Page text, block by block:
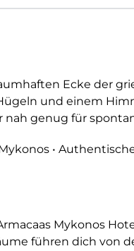
Ecke der
und einem
nah genug für
•
Mykonos
führen dich von